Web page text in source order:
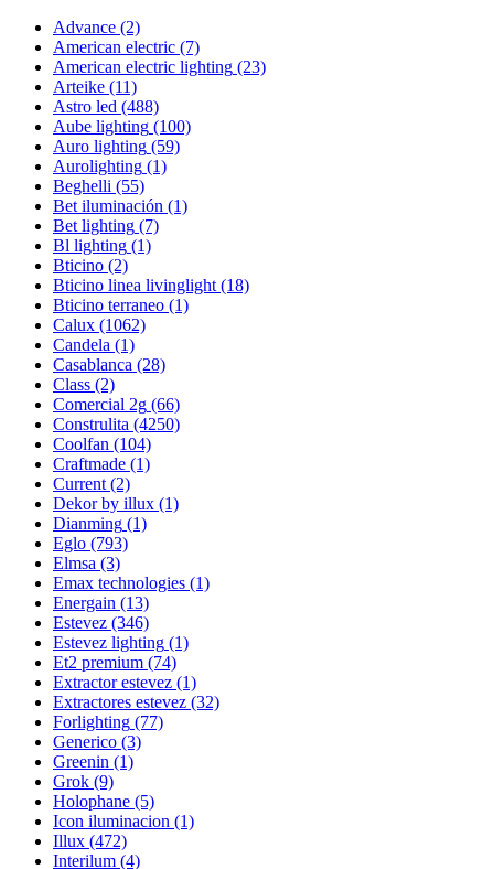
Advance (2)
American electric (7)
American electric lighting (23)
Arteike (11)
Astro led (488)
Aube lighting (100)
Auro lighting (59)
Aurolighting (1)
Beghelli (55)
Bet iluminación (1)
Bet lighting (7)
Bl lighting (1)
Bticino (2)
Bticino linea livinglight (18)
Bticino terraneo (1)
Calux (1062)
Candela (1)
Casablanca (28)
Class (2)
Comercial 2g (66)
Construlita (4250)
Coolfan (104)
Craftmade (1)
Current (2)
Dekor by illux (1)
Dianming (1)
Eglo (793)
Elmsa (3)
Emax technologies (1)
Energain (13)
Estevez (346)
Estevez lighting (1)
Et2 premium (74)
Extractor estevez (1)
Extractores estevez (32)
Forlighting (77)
Generico (3)
Greenin (1)
Grok (9)
Holophane (5)
Icon iluminacion (1)
Illux (472)
Interilum (4)